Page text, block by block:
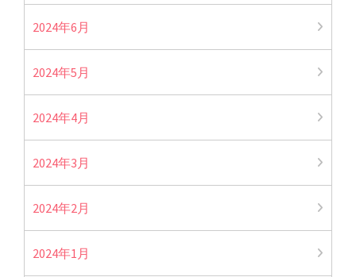
2024年6月
2024年5月
2024年4月
2024年3月
2024年2月
2024年1月